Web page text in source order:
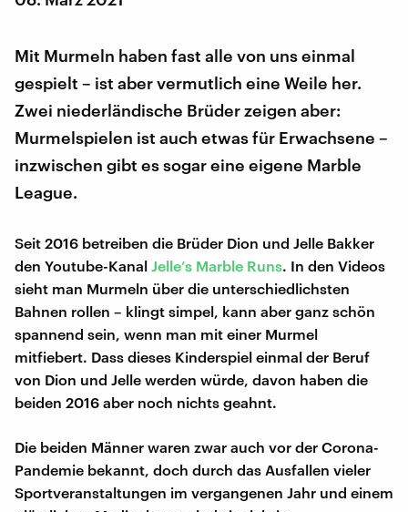
Mit Murmeln haben fast alle von uns einmal
gespielt – ist aber vermutlich eine Weile her.
Zwei niederländische Brüder zeigen aber:
Murmelspielen ist auch etwas für Erwachsene –
inzwischen gibt es sogar eine eigene Marble
League.
Seit 2016 betreiben die Brüder Dion und Jelle Bakker
den Youtube-Kanal Jelle’s Marble Runs. In den Videos
sieht man Murmeln über die unterschiedlichsten
Bahnen rollen – klingt simpel, kann aber ganz schön
spannend sein, wenn man mit einer Murmel
mitfiebert. Dass dieses Kinderspiel einmal der Beruf
von Dion und Jelle werden würde, davon haben die
beiden 2016 aber noch nichts geahnt.
Die beiden Männer waren zwar auch vor der Corona-
Pandemie bekannt, doch durch das Ausfallen vieler
Sportveranstaltungen im vergangenen Jahr und einem